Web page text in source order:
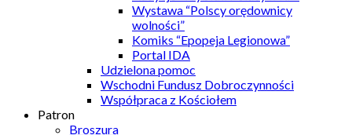
Wystawa “Polscy orędownicy
wolności”
Komiks “Epopeja Legionowa”
Portal IDA
Udzielona pomoc
Wschodni Fundusz Dobroczynności
Współpraca z Kościołem
Patron
Broszura